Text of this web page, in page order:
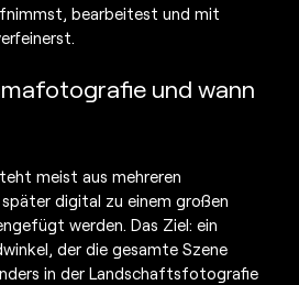
bearbeitest und mit
und wann
meist aus mehreren
digital zu einem großen
werden. Das Ziel: ein
der die gesamte Szene
in der Landschaftsfotografie